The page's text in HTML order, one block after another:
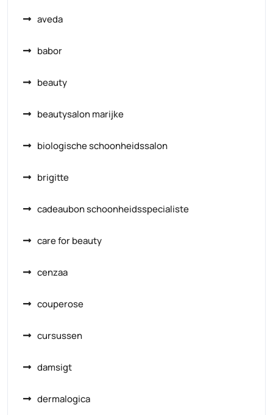
aveda
babor
beauty
beautysalon marijke
biologische schoonheidssalon
brigitte
cadeaubon schoonheidsspecialiste
care for beauty
cenzaa
couperose
cursussen
damsigt
dermalogica